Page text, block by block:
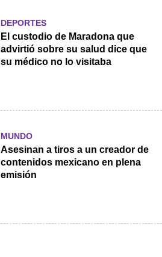
DEPORTES
El custodio de Maradona que
advirtió sobre su salud dice que
su médico no lo visitaba
MUNDO
Asesinan a tiros a un creador de
contenidos mexicano en plena
emisión